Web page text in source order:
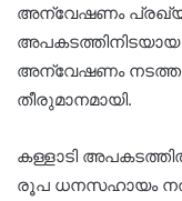
അന്വേഷണം
അന്വേഷണം
തീരുമാനമായി.
കള്ളാടി
രൂപ ധനസഹായം